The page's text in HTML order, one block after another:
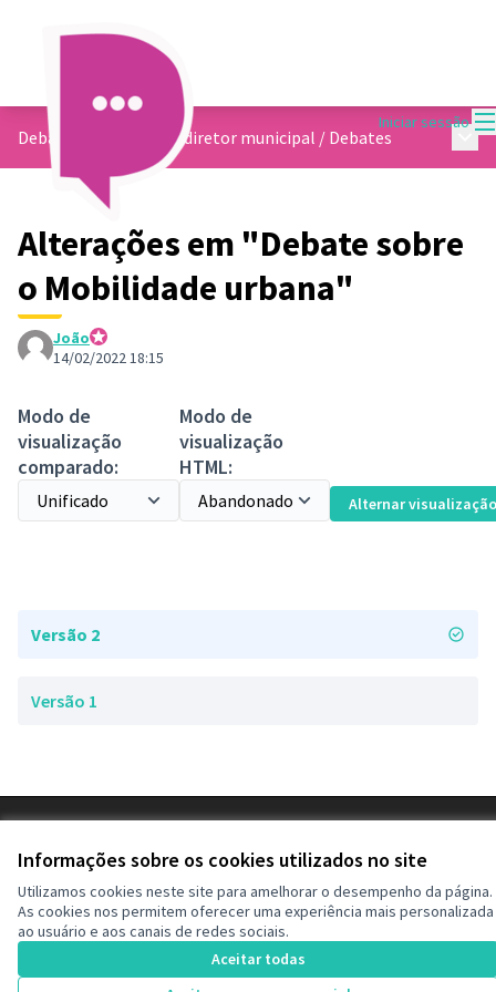
Informações sobre os cookies utilizados no site
Utilizamos cookies neste site para amelhorar o desempenho da página.
As cookies nos permitem oferecer uma experiência mais personalizada
ao usuário e aos canais de redes sociais.
Aceitar todas
Iniciar sessão
Debate sobre o plano diretor municipal / Debates
Alterações em "Debate sobre
o Mobilidade urbana"
João
Equipe da Plataforma
14/02/2022 18:15
Modo de
visualização
comparado:
Modo de
visualização
HTML:
Alternar visualização
Versão 2
Versão 1
Configurações de cookies
Decide Contagem no Instagram
(Link externo)
Licença
(Link